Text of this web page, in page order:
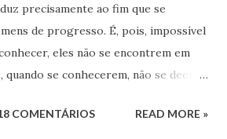
precisamente ao fim que se
de progresso. É, pois, impossível
eles não se encontrem em
se conhecerem, não se deem -
preconceitos sociais, a rotina, o
COMENTÁRIOS READ MORE »